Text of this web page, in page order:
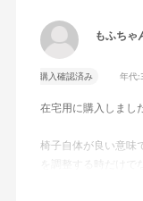
もふちゃ
購入確認済み 年代:
在宅用に購入しまし
椅子自体が良い意味
を調整する時だけ
で、ストレスを感じ